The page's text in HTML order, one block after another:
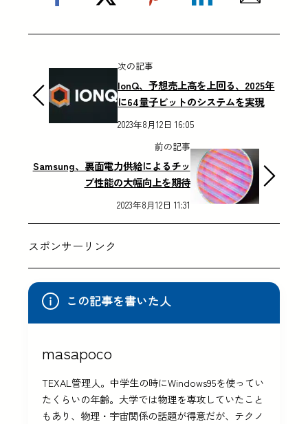
次の記事
IonQ、予想売上高を上回る、2025年
に64量子ビットのシステムを実現
2023年8月12日 16:05
前の記事
Samsung、裏面電力供給によるチッ
プ性能の大幅向上を期待
2023年8月12日 11:31
スポンサーリンク
この記事を書いた人
masapoco
TEXAL管理人。中学生の時にWindows95を使ってい
たくらいの年齢。大学では物理を専攻していたこと
もあり、物理・宇宙関係の話題が得意だが、テクノ